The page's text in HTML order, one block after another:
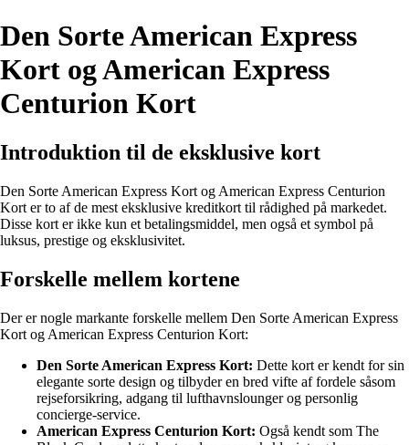
Den Sorte American Express
Kort og American Express
Centurion Kort
Introduktion til de eksklusive kort
Den Sorte American Express Kort og American Express Centurion
Kort er to af de mest eksklusive kreditkort til rådighed på markedet.
Disse kort er ikke kun et betalingsmiddel, men også et symbol på
luksus, prestige og eksklusivitet.
Forskelle mellem kortene
Der er nogle markante forskelle mellem Den Sorte American Express
Kort og American Express Centurion Kort:
Den Sorte American Express Kort: Dette kort er kendt for sin
elegante sorte design og tilbyder en bred vifte af fordele såsom
rejseforsikring, adgang til lufthavnslounger og personlig
concierge-service.
American Express Centurion Kort: Også kendt som The